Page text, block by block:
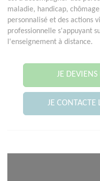
maladie, handicap,
personnalisé et des actions
professionnelle s'appuyant
l'enseignement à distance.
JE
JE CONTACTE